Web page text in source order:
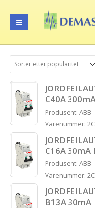
C40A 300mA
Produsent: ABB
Varenummer:
C16A 30mA
Produsent: ABB
Varenummer:
B13A 30mA